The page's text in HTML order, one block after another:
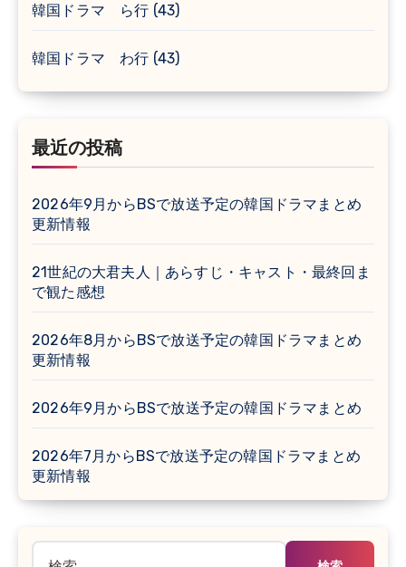
韓国ドラマ ら行 (43)
韓国ドラマ わ行 (43)
最近の投稿
2026年9月からBSで放送予定の韓国ドラマまとめ
更新情報
21世紀の大君夫人｜あらすじ・キャスト・最終回ま
で観た感想
2026年8月からBSで放送予定の韓国ドラマまとめ
更新情報
2026年9月からBSで放送予定の韓国ドラマまとめ
2026年7月からBSで放送予定の韓国ドラマまとめ
更新情報